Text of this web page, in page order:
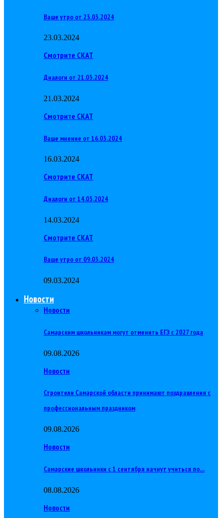
Ваше утро от 23.03.2024
23.03.2024
Смотрите СКАТ
Диалоги от 21.03.2024
21.03.2024
Смотрите СКАТ
Ваше мнение от 16.03.2024
16.03.2024
Смотрите СКАТ
Диалоги от 14.03.2024
14.03.2024
Смотрите СКАТ
Ваше утро от 09.03.2024
09.03.2024
Новости
Новости
Самарским школьникам могут отменить ЕГЭ с 2027 года
09.08.2026
Новости
Строители Самарской области принимают поздравления с
профессиональным праздником
09.08.2026
Новости
Самарские школьники с 1 сентября начнут учиться по…
08.08.2026
Новости